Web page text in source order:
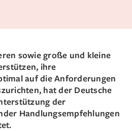
sowie große und kleine
ihre
auf die Anforderungen
hat der Deutsche
der
Handlungsempfehlungen